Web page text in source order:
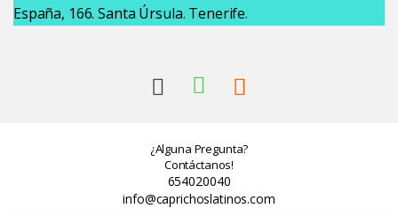
España, 166. Santa Úrsula. Tenerife.
¿Alguna Pregunta?
Contáctanos!
654020040
info@caprichoslatinos.com